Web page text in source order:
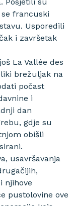
francuski
Usporedili
i završetak
La Vallée des
brežuljak na
počast
i
dan
gdje su
obišli
usavršavanja
njihove
pustolovine ove